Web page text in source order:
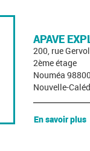
APAVE
200, rue
2ème étage
Nouméa 98800
Nouvelle-
En savoir plus